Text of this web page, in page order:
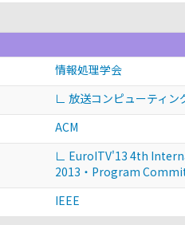
情報処理学会
∟ 放送コンピューティン
ACM
∟ EuroITV'13 4th
2013・Program
IEEE